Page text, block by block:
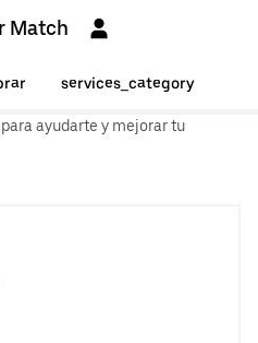
Match
services_category
ayudarte y mejorar tu